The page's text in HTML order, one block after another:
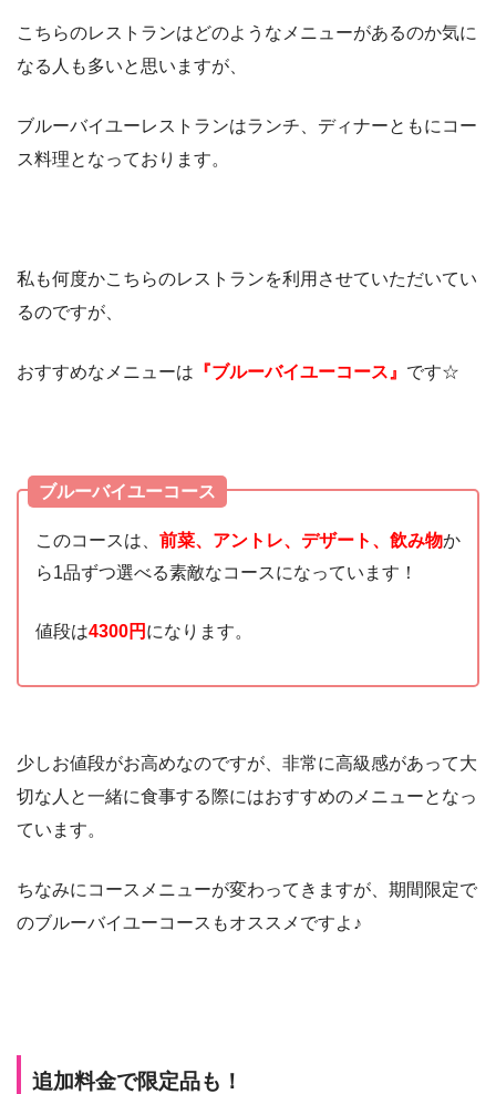
こちらのレストランはどのようなメニューがあるのか気に
なる人も多いと思いますが、
ブルーバイユーレストランはランチ、ディナーともにコー
ス料理となっております。
私も何度かこちらのレストランを利用させていただいてい
るのですが、
おすすめなメニューは 『ブルーバイユーコース』 です☆
ブルーバイユーコース
このコースは、 前菜、アントレ、デザート、飲み物か
ら1品ずつ選べる素敵なコースになっています！
値段は4300円 になります。
少しお値段がお高めなのですが、非常に高級感があって大
切な人と一緒に食事する際にはおすすめのメニューとなっ
ています。
ちなみにコースメニューが変わってきますが、期間限定で
のブルーバイユーコースもオススメですよ♪
追加料金で限定品も！